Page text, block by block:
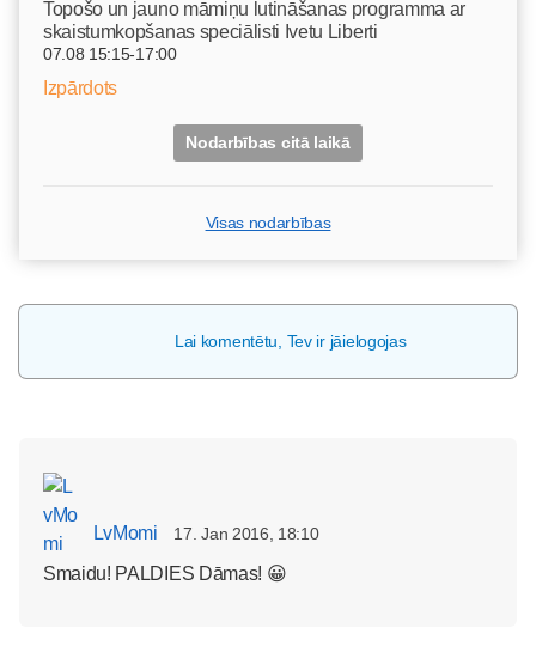
Topošo un jauno māmiņu lutināšanas programma ar
skaistumkopšanas speciālisti Ivetu Liberti
07.08 15:15-17:00
Izpārdots
Nodarbības citā laikā
Visas nodarbības
Lai komentētu, Tev ir jāielogojas
LvMomi 17. Jan 2016, 18:10
Smaidu! PALDIES Dāmas! 😀